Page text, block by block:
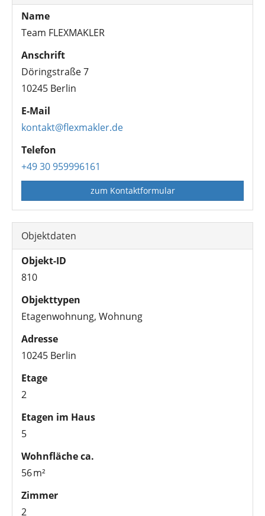
Name
Team FLEXMAKLER
Anschrift
Döringstraße 7
10245 Berlin
E-Mail
kontakt@flexmakler.de
Telefon
+49 30 959996161
zum Kontaktformular
Objektdaten
Objekt-ID
810
Objekttypen
Etagenwohnung, Wohnung
Adresse
10245 Berlin
Etage
2
Etagen im Haus
5
Wohnfläche ca.
56 m²
Zimmer
2